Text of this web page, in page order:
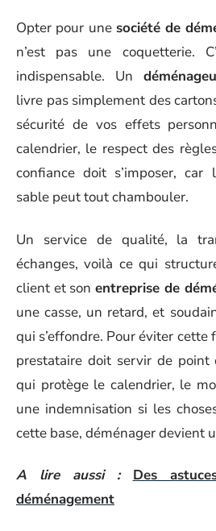
Opter pour une société de
n’est pas une coquetterie.
indispensable. Un
livre pas simplement des
sécurité de vos effets
calendrier, le respect des
confiance doit s’imposer,
sable peut tout chambouler.
Un service de qualité, la
échanges, voilà ce qui
client et sonentreprise de
une casse, un retard, et
qui s’effondre. Pour éviter
prestataire doit servir de point
qui protège le calendrier, le
une indemnisation si les
cette base, déménager devient
A lire aussi :
Des
déménagement